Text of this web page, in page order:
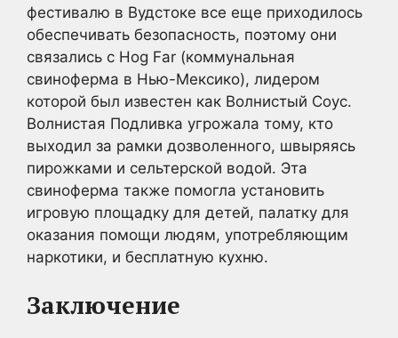
фестивалю в Вудстоке все еще приходилось
обеспечивать безопасность, поэтому они
связались с Hog Far (коммунальная
свиноферма в Нью-Мексико), лидером
которой был известен как Волнистый Соус.
Волнистая Подливка угрожала тому, кто
выходил за рамки дозволенного, швыряясь
пирожками и сельтерской водой. Эта
свиноферма также помогла установить
игровую площадку для детей, палатку для
оказания помощи людям, употребляющим
наркотики, и бесплатную кухню.
Заключение